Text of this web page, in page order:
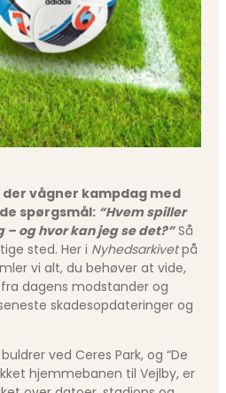
der vågner kampdag med
spørgsmål: “Hvem spiller
– og hvor kan jeg se det?”Så
sted. Her i Nyhedsarkivetpå
vi alt, du behøver at vide,
dagens modstander og
skadesopdateringer og
ved Ceres Park, og “De
hjemmebanen til Vejlby, er